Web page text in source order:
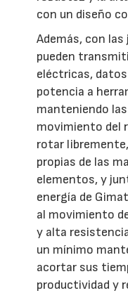
con un diseño
Además, con
pueden
eléctricas,
potencia a
manteniendo
movimiento del
rotar
propias de las
elementos, y
energía de
al movimiento
y alta
un mínimo
acortar sus
productividad y